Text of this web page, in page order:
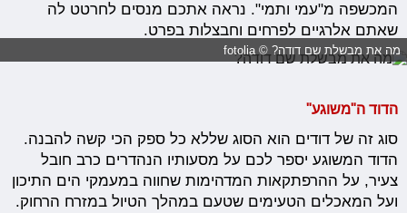
המכשפה מ"עמי ותמי". נראה אתכם מנסים לחרטט לה
שאתם אלרגיים לפרחים וחבצלות בפרט.
מה את מבשלת שם דודה? © fotolia
הדוד ה"משוגע"
סוג זה של דודים הוא הסוג שללא כל ספק הכי קשה להבנה.
הדוד המשוגע יספר לכם על מסעותיו הנהדרים כרב חובל
צעיר, על ההרפתקאות המדהימות שחווה במעמקי הים התיכון
ועל המאכלים הטעימים שטעם במהלך הטיול במזרח הרחוק.